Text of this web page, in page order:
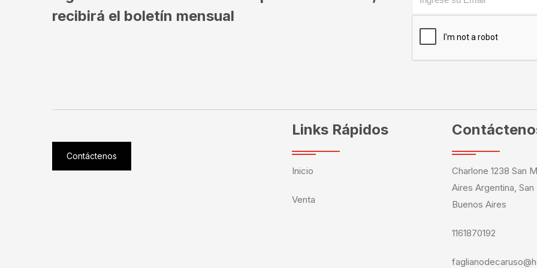
recibirá el boletín mensual
Contáctenos
Links Rápidos
Inicio
Venta
Charlone 1238 San
Aires Argentina,
Buenos Aires
1161870192